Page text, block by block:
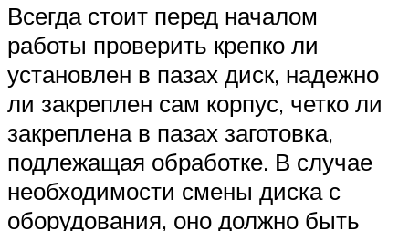
Всегда стоит перед началом
работы проверить крепко ли
установлен в пазах диск, надежно
ли закреплен сам корпус, четко ли
закреплена в пазах заготовка,
подлежащая обработке. В случае
необходимости смены диска с
оборудования, оно должно быть